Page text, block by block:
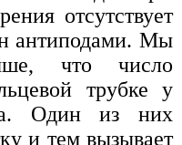
отсутствует
антиподами. Мы
что число
трубке у
Один из них
и тем вызывает